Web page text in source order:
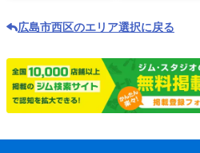
広島市西区のエリア選択に戻る